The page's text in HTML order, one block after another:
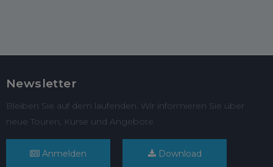
Newsletter
Bleiben Sie auf dem laufenden. Wir informieren Sie über
neue Touren, Kurse und Angebote.
Anmelden Download